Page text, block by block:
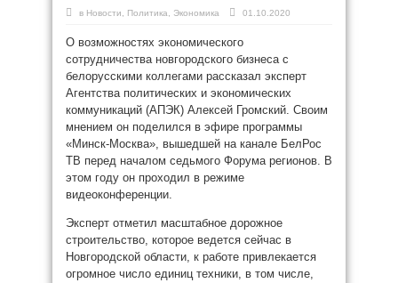
в Новости Политика Экономика 01.10.2020
О возможностях экономического
сотрудничества новгородского бизнеса с
белорусскими коллегами рассказал эксперт
Агентства политических и экономических
коммуникаций (АПЭК) Алексей Громский. Своим
мнением он поделился в эфире программы
«Минск-Москва», вышедшей на канале БелРос
ТВ перед началом седьмого Форума регионов. В
этом году он проходил в режиме
видеоконференции.
Эксперт отметил масштабное дорожное
строительство, которое ведется сейчас в
Новгородской области, к работе привлекается
огромное число единиц техники, в том числе,